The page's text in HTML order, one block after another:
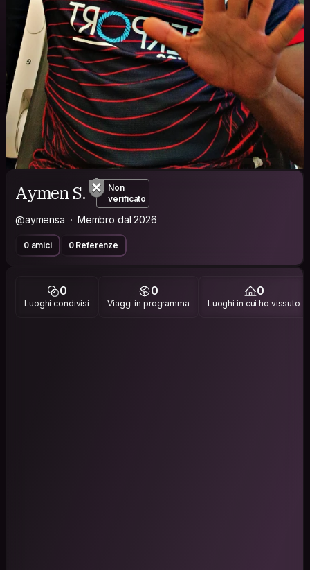
Aymen S.
Non
verificato
@aymensa Membro dal 2026
0 amici 0 Referenze
0
Luoghi condivisi
0
Viaggi in programma
0
Luoghi in cui ho vissuto